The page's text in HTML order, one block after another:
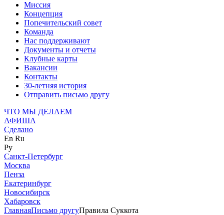
Миссия
Концепция
Попечительский совет
Команда
Нас поддерживают
Документы и отчеты
Клубные карты
Вакансии
Контакты
30-летняя история
Отправить письмо другу
ЧТО МЫ ДЕЛАЕМ
АФИША
Сделано
En Ru
Ру
Санкт-Петербург
Москва
Пенза
Екатеринбург
Новосибирск
Хабаровск
ГлавнаяПисьмо другуПравила Суккота